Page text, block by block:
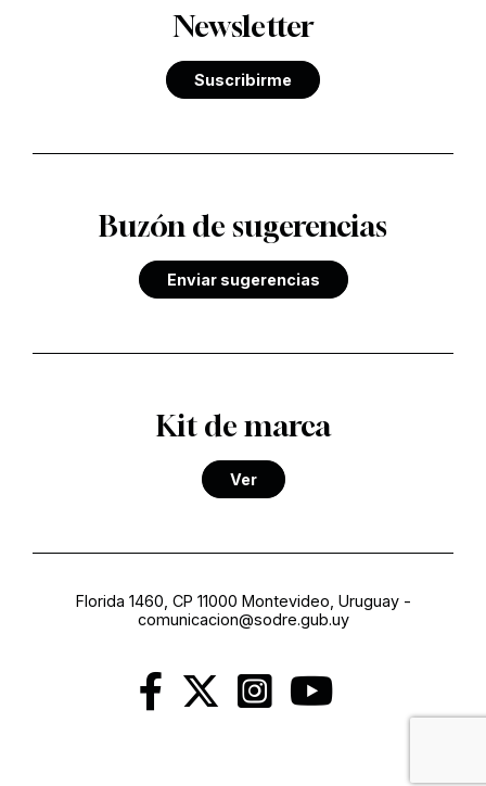
Newsletter
Suscribirme
Buzón de sugerencias
Enviar sugerencias
Kit de marca
Ver
Florida 1460, CP 11000 Montevideo, Uruguay-
comunicacion@sodre.gub.uy